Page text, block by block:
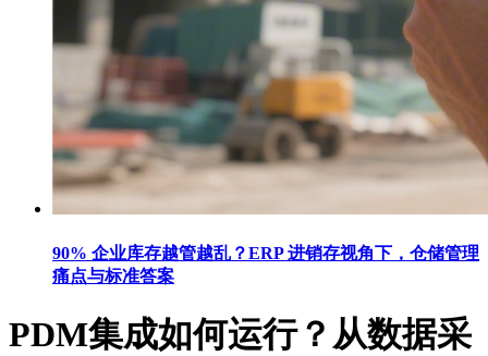
90% 企业库存越管越乱？ERP 进销存视角下，仓储管理
痛点与标准答案
PDM集成如何运行？从数据采